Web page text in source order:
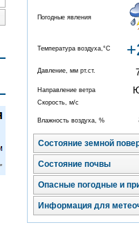
Погодные явления
Температура воздуха,°C
Давление, мм рт.ст.
Направление ветра
Скорость, м/с
Влажность воздуха, %
Состояние земной
Состояние почвы
Опасные погодные и
Информация для